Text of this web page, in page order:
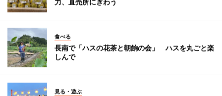
力、直売所にぎわう
食べる
長南で「ハスの花茶と朝餉の会」 ハスを丸ごと楽
しんで
見る・遊ぶ